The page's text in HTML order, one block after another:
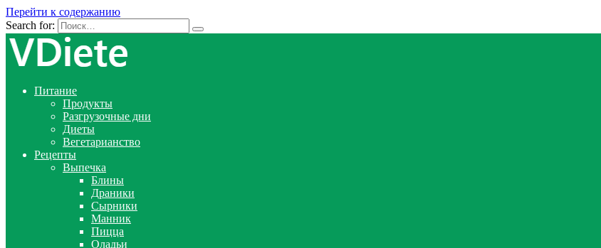
Перейти к содержанию
Search for:
Питание
Продукты
Разгрузочные дни
Диеты
Вегетарианство
Рецепты
Выпечка
Блины
Драники
Сырники
Манник
Пицца
Оладьи